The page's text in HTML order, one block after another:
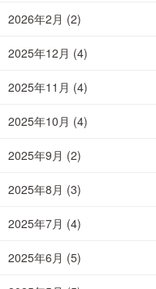
2026年2月 (2)
2025年12月 (4)
2025年11月 (4)
2025年10月 (4)
2025年9月 (2)
2025年8月 (3)
2025年7月 (4)
2025年6月 (5)